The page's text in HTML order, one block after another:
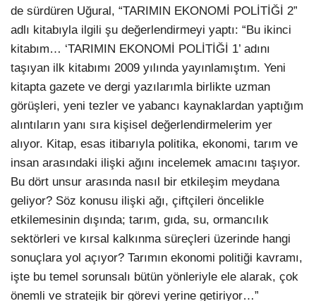
de sürdüren Uğural, “TARIMIN EKONOMİ POLİTİĞİ 2”
adlı kitabıyla ilgili şu değerlendirmeyi yaptı: “Bu ikinci
kitabım… ‘TARIMIN EKONOMİ POLİTİĞİ 1’ adını
taşıyan ilk kitabımı 2009 yılında yayınlamıştım. Yeni
kitapta gazete ve dergi yazılarımla birlikte uzman
görüşleri, yeni tezler ve yabancı kaynaklardan yaptığım
alıntıların yanı sıra kişisel değerlendirmelerim yer
alıyor. Kitap, esas itibarıyla politika, ekonomi, tarım ve
insan arasındaki ilişki ağını incelemek amacını taşıyor.
Bu dört unsur arasında nasıl bir etkileşim meydana
geliyor? Söz konusu ilişki ağı, çiftçileri öncelikle
etkilemesinin dışında; tarım, gıda, su, ormancılık
sektörleri ve kırsal kalkınma süreçleri üzerinde hangi
sonuçlara yol açıyor? Tarımın ekonomi politiği kavramı,
işte bu temel sorunsalı bütün yönleriyle ele alarak, çok
önemli ve stratejik bir görevi yerine getiriyor…”